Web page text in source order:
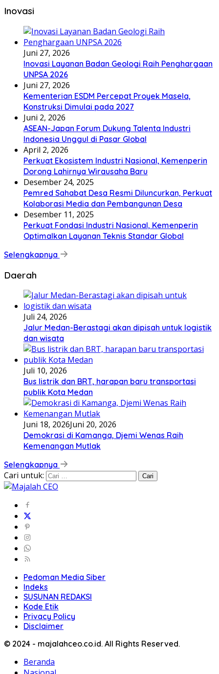
Inovasi
Juni 27, 2026
Inovasi Layanan Badan Geologi Raih Penghargaan
UNPSA 2026
Juni 27, 2026
Kementerian ESDM Percepat Proyek Masela,
Konstruksi Dimulai pada 2027
Juni 2, 2026
ASEAN-Japan Forum Dukung Talenta Industri
Indonesia Unggul di Pasar Global
April 2, 2026
Perkuat Ekosistem Industri Nasional, Kemenperin
Dorong Lahirnya Wirausaha Baru
Desember 24, 2025
Pemred Sahabat Desa Resmi Diluncurkan, Perkuat
Kolaborasi Media dan Pembangunan Desa
Desember 11, 2025
Perkuat Fondasi Industri Nasional, Kemenperin
Optimalkan Layanan Teknis Standar Global
Selengkapnya
Daerah
Juli 24, 2026
Jalur Medan-Berastagi akan dipisah untuk logistik
dan wisata
Juli 10, 2026
Bus listrik dan BRT, harapan baru transportasi
publik Kota Medan
Juni 18, 2026Juni 20, 2026
Demokrasi di Kamanga, Djemi Wenas Raih
Kemenangan Mutlak
Selengkapnya
Cari untuk:
Pedoman Media Siber
Indeks
SUSUNAN REDAKSI
Kode Etik
Privacy Policy
Disclaimer
© 2024 - majalahceo.co.id. All Rights Reserved.
Beranda